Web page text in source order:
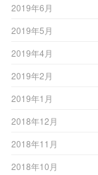
2019年6月
2019年5月
2019年4月
2019年2月
2019年1月
2018年12月
2018年11月
2018年10月